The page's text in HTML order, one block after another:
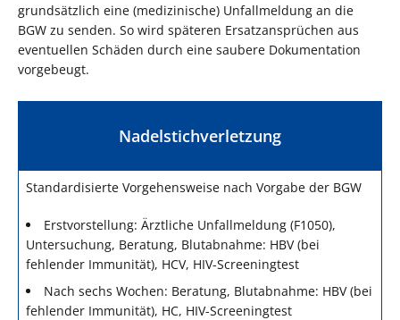
grundsätzlich eine (medizinische) Unfallmeldung an die
BGW zu senden. So wird späteren Ersatzansprüchen aus
eventuellen Schäden durch eine saubere Dokumentation
vorgebeugt.
Nadelstichverletzung
Standardisierte Vorgehensweise nach Vorgabe der BGW
Erstvorstellung: Ärztliche Unfallmeldung (F1050),
Untersuchung, Beratung, Blutabnahme: HBV (bei
fehlender Immunität), HCV, HIV-Screeningtest
Nach sechs Wochen: Beratung, Blutabnahme: HBV (bei
fehlender Immunität), HC, HIV-Screeningtest